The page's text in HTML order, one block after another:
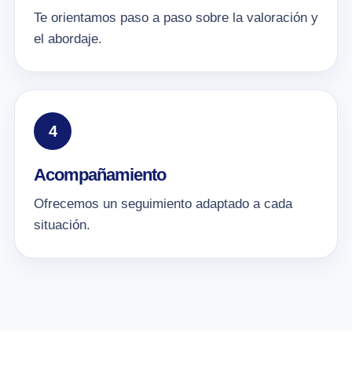
Te orientamos paso a paso sobre la valoración y
el abordaje.
4
Acompañamiento
Ofrecemos un seguimiento adaptado a cada
situación.